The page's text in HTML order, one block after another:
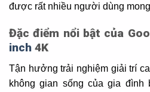
được rất nhiều người dùng
Đặc điểm nổi bật của
inch 4K
Tận hưởng trải nghiệm giải trí
không gian sống của gia